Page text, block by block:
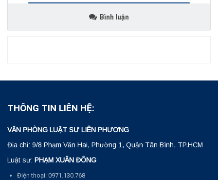
Bình luận
THÔNG TIN LIÊN HỆ:
VĂN PHÒNG LUẬT SƯ LIÊN PHƯƠNG
Địa chỉ: 9/8 Phạm Văn Hai, Phường 1, Quận Tân Bình, TP.HCM
Luật sư: PHẠM XUÂN ĐÔNG
Điện thoại: 0971.130.768